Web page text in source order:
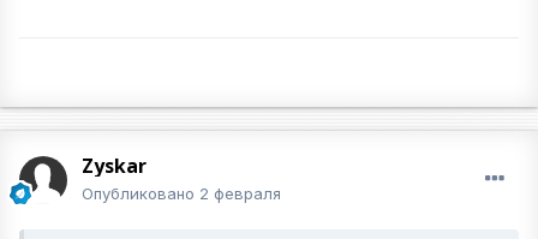
Zyskar
Опубликовано 2 февраля